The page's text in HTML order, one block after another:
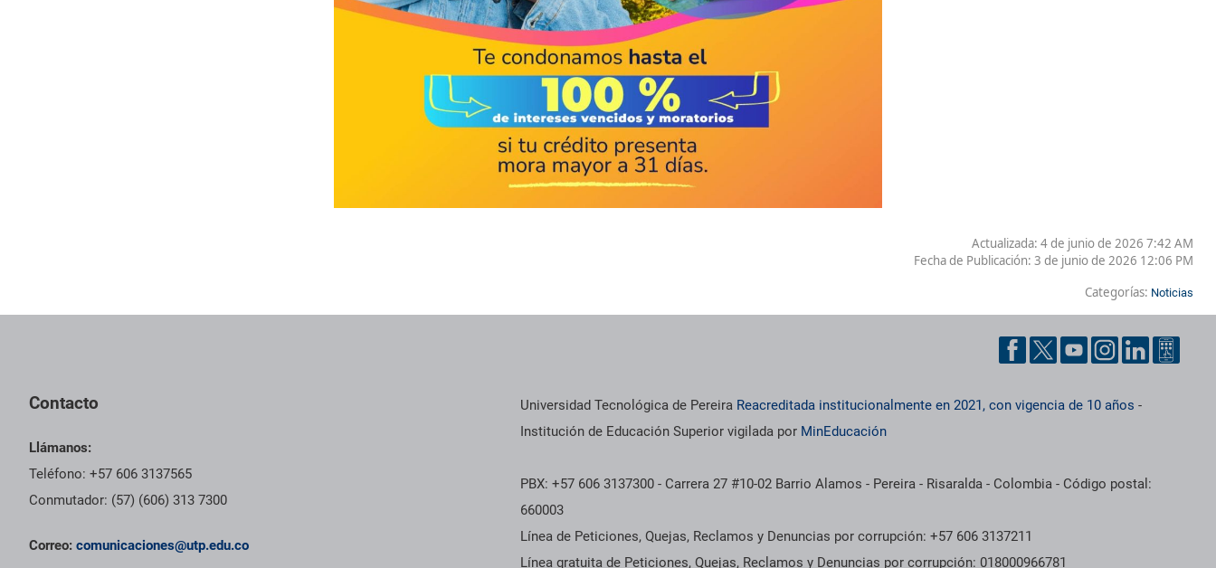
Actualizada: 4 de junio de 2026 7:42 AM
Fecha de Publicación: 3 de junio de 2026 12:06 PM
Categorías: Noticias
Contacto
Llámanos:
Teléfono: +57 606 3137565
Conmutador: (57) (606) 313 7300
Correo: comunicaciones@utp.edu.co
Universidad Tecnológica de Pereira Reacreditada institucionalmente en 2021, con vigencia de 10 años -
Institución de Educación Superior vigilada por MinEducación
PBX: +57 606 3137300 - Carrera 27 #10-02 Barrio Alamos - Pereira - Risaralda - Colombia - Código postal:
660003
Línea de Peticiones, Quejas, Reclamos y Denuncias por corrupción: +57 606 3137211
Línea gratuita de Peticiones, Quejas, Reclamos y Denuncias por corrupción: 018000966781